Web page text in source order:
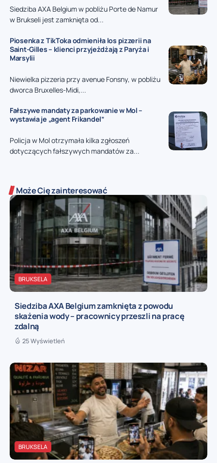
Siedziba AXA Belgium w pobliżu Porte de Namur
w Brukseli jest zamknięta od...
Piosenka z TikToka odmieniła los pizzerii na
Saint-Gilles – klienci przyjeżdżają z Paryża i
Marsylii
Niewielka pizzeria przy avenue Fonsny, w pobliżu
dworca Bruxelles-Midi,...
Fałszywe mandaty za parkowanie w Mol –
wystawia je „agent Frikandel”
Policja w Mol otrzymała kilka zgłoszeń
dotyczących fałszywych mandatów za...
Może Cię zainteresować
BRUKSELA
Siedziba AXA Belgium zamknięta z powodu
skażenia wody – pracownicy przeszli na pracę
zdalną
25 Wyświetleń
BRUKSELA